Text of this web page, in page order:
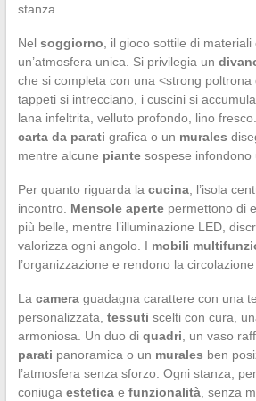
stanza.
Nel soggiorno , il gioco sottile di
un’atmosfera unica. Si privilegia un
che si completa con una <strong poltrona
tappeti si intrecciano, i cuscini si
lana infeltrita, velluto profondo, lino
carta da parati grafica o un murales
mentre alcune piantesospese infondono
Per quanto riguarda la cucina, l’isola
incontro. Mensole apertepermettono di
più belle, mentre l’illuminazione LED,
valorizza ogni angolo. I mobili
l’organizzazione e rendono la circolazione
La cameraguadagna carattere con una
personalizzata, tessuti scelti con cura,
armoniosa. Un duo di quadri , un vaso
parati panoramica o un murales ben
l’atmosfera senza sforzo. Ogni stanza,
coniuga esteticae funzionalità, senza